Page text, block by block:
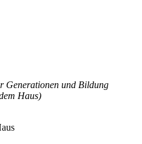
Generationen und Bildung
Haus)